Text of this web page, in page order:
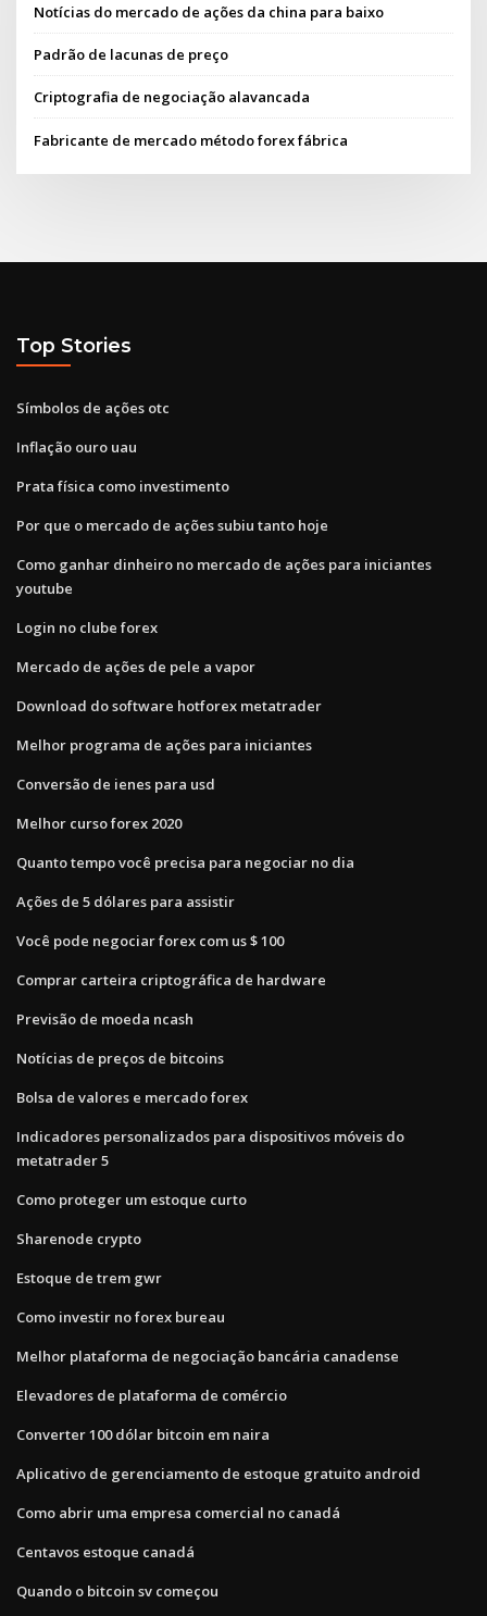
Notícias do mercado de ações da china para baixo
Padrão de lacunas de preço
Criptografia de negociação alavancada
Fabricante de mercado método forex fábrica
Top Stories
Símbolos de ações otc
Inflação ouro uau
Prata física como investimento
Por que o mercado de ações subiu tanto hoje
Como ganhar dinheiro no mercado de ações para iniciantes
youtube
Login no clube forex
Mercado de ações de pele a vapor
Download do software hotforex metatrader
Melhor programa de ações para iniciantes
Conversão de ienes para usd
Melhor curso forex 2020
Quanto tempo você precisa para negociar no dia
Ações de 5 dólares para assistir
Você pode negociar forex com us $ 100
Comprar carteira criptográfica de hardware
Previsão de moeda ncash
Notícias de preços de bitcoins
Bolsa de valores e mercado forex
Indicadores personalizados para dispositivos móveis do
metatrader 5
Como proteger um estoque curto
Sharenode crypto
Estoque de trem gwr
Como investir no forex bureau
Melhor plataforma de negociação bancária canadense
Elevadores de plataforma de comércio
Converter 100 dólar bitcoin em naira
Aplicativo de gerenciamento de estoque gratuito android
Como abrir uma empresa comercial no canadá
Centavos estoque canadá
Quando o bitcoin sv começou